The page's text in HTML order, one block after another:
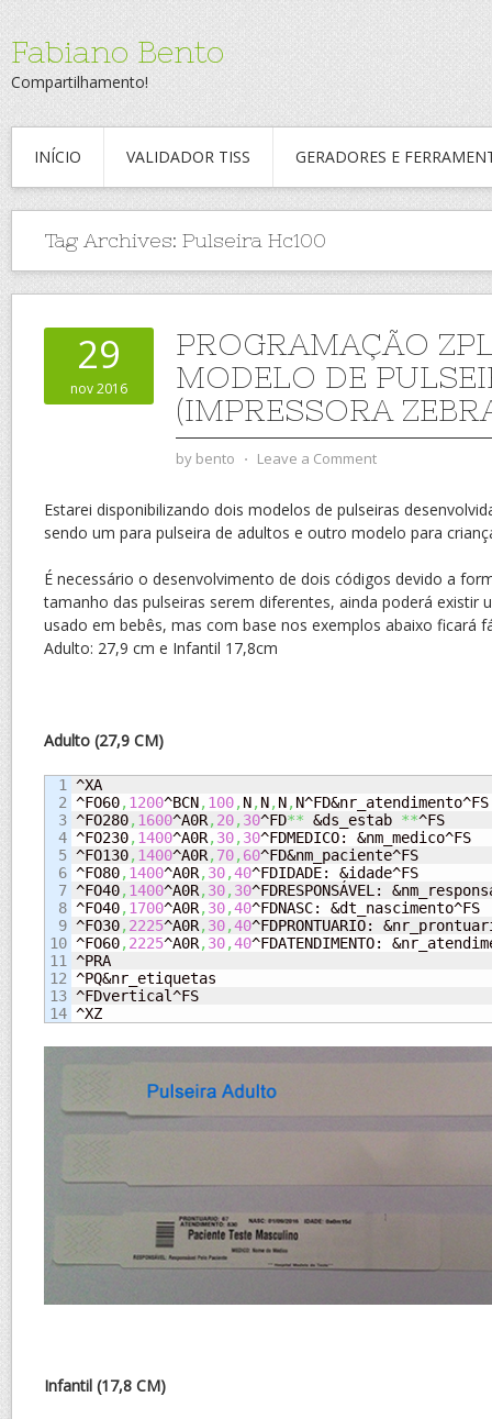
Fabiano Bento
Compartilhamento!
INÍCIO VALIDADOR TISS GERADORES E
Tag Archives: Pulseira Hc100
29
nov 2016
PROGRAMAÇÃO
MODELO DE
(IMPRESSORA
by bento ⋅ Leave a Comment
Estarei disponibilizando dois modelos de pulseiras
sendo um para pulseira de adultos e outro modelo para
É necessário o desenvolvimento de dois códigos devido a
tamanho das pulseiras serem diferentes, ainda poderá existir
usado em bebês, mas com base nos exemplos abaixo ficará
Adulto: 27,9 cm e Infantil 17,8cm
Adulto (27,9 CM)
1
2
3
4
5
6
7
8
9
10
11
12
13
^XA
^FO60,1200^BCN,100,N,N,N,N^FD&nr_atendimento^FS
^FO280, 1600^A0R, 20, 30^FD** &ds_estab **^FS
^FO230,1400^A0R,30,30^FDMEDICO: &nm_medico^FS
^FO130, 1400^A0R, 70, 60^FD&nm_paciente^FS
^FO80,1400^A0R,30,40^FDIDADE: &idade^FS
^FO40, 1400^A0R, 30, 30^FDRESPONSÁVEL:
^FO40,1700^A0R,30,40^FDNASC: &dt_nascimento^FS
^FO30, 2225^A0R, 30,40^FDPRONTUARIO:
^FO60,2225^A0R,30,40^FDATENDIMENTO:
^PRA
^PQ&nr_etiquetas
^FDvertical^FS
^XZ
Infantil (17,8 CM)